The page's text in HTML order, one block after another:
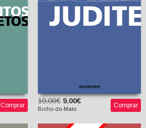
Comprar
10.00€ 9.00€
Bicho-do-Mato Comprar